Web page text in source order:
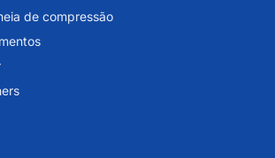
de compressão